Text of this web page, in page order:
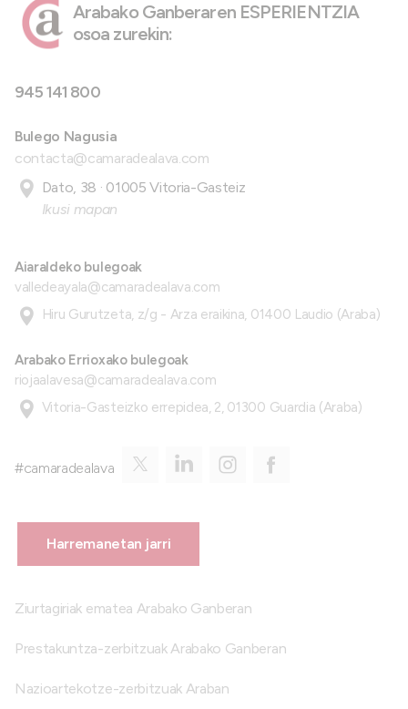
Arabako Ganberaren ESPERIENTZIA
osoa zurekin:
945 141 800
Bulego Nagusia
contacta@camaradealava.com
Dato, 38 · 01005 Vitoria-Gasteiz
Ikusi mapan
Aiaraldeko bulegoak
valledeayala@camaradealava.com
Hiru Gurutzeta, z/g - Arza eraikina, 01400 Laudio (Araba)
Arabako Errioxako bulegoak
riojaalavesa@camaradealava.com
Vitoria-Gasteizko errepidea, 2, 01300 Guardia (Araba)
#camaradealava
Harremanetan jarri
Ziurtagiriak ematea Arabako Ganberan
Prestakuntza-zerbitzuak Arabako Ganberan
Nazioartekotze-zerbitzuak Araban